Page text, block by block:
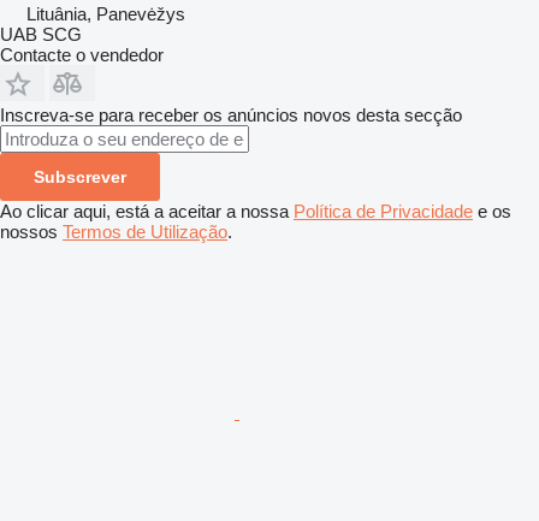
Lituânia, Panevėžys
UAB SCG
Contacte o vendedor
Inscreva-se para receber os anúncios novos desta secção
Subscrever
Ao clicar aqui, está a aceitar a nossa Política de Privacidade e os
nossos Termos de Utilização.